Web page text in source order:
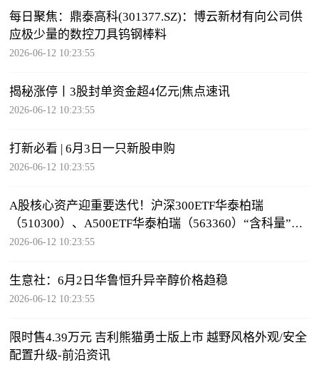
每日聚焦：鼎泰高科(301377.SZ)：博云新材有向公司供
应极少量的数控刀具钨钢棒料
2026-06-12 10:23:55
揭秘涨停丨3股封单资金超4亿元|焦点速讯
2026-06-12 10:23:55
打新必看 | 6月3日一只新股申购
2026-06-12 10:23:55
A股核心资产迎重要迭代！沪深300ETF华泰柏瑞
（510300）、A500ETF华泰柏瑞（563360）“含科量”显
著跃升-每日信息
2026-06-12 10:23:55
生意社：6月2日华鲁恒升异辛醇价格趋稳
2026-06-12 10:23:55
限时售4.39万元 吉利熊猫勇士版上市 越野风格外观/安全
配置升级-前沿资讯